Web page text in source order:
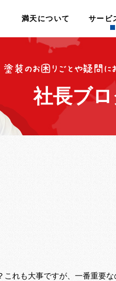
満天について サービ
社長ブ
れも大事ですが、一番重要な